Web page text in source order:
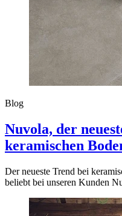
Blog
Nuvola, der
keramischen
Der neueste Trend bei
beliebt bei unseren Kunden